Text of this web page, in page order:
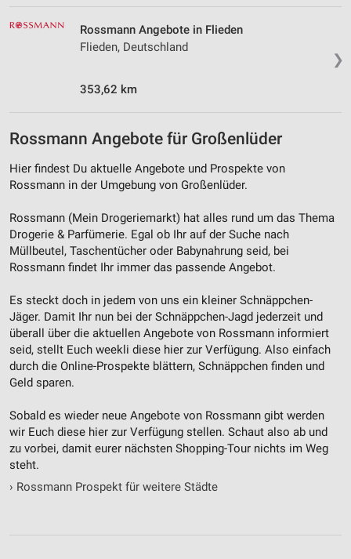
❯
Rossmann Angebote in Flieden
Flieden, Deutschland
353,62 km
Rossmann Angebote für Großenlüder
Hier findest Du aktuelle Angebote und Prospekte von
Rossmann in der Umgebung von Großenlüder.
Rossmann (Mein Drogeriemarkt) hat alles rund um das Thema
Drogerie & Parfümerie. Egal ob Ihr auf der Suche nach
Müllbeutel, Taschentücher oder Babynahrung seid, bei
Rossmann findet Ihr immer das passende Angebot.
Es steckt doch in jedem von uns ein kleiner Schnäppchen-
Jäger. Damit Ihr nun bei der Schnäppchen-Jagd jederzeit und
überall über die aktuellen Angebote von Rossmann informiert
seid, stellt Euch weekli diese hier zur Verfügung. Also einfach
durch die Online-Prospekte blättern, Schnäppchen finden und
Geld sparen.
Sobald es wieder neue Angebote von Rossmann gibt werden
wir Euch diese hier zur Verfügung stellen. Schaut also ab und
zu vorbei, damit eurer nächsten Shopping-Tour nichts im Weg
steht.
› Rossmann Prospekt für weitere Städte